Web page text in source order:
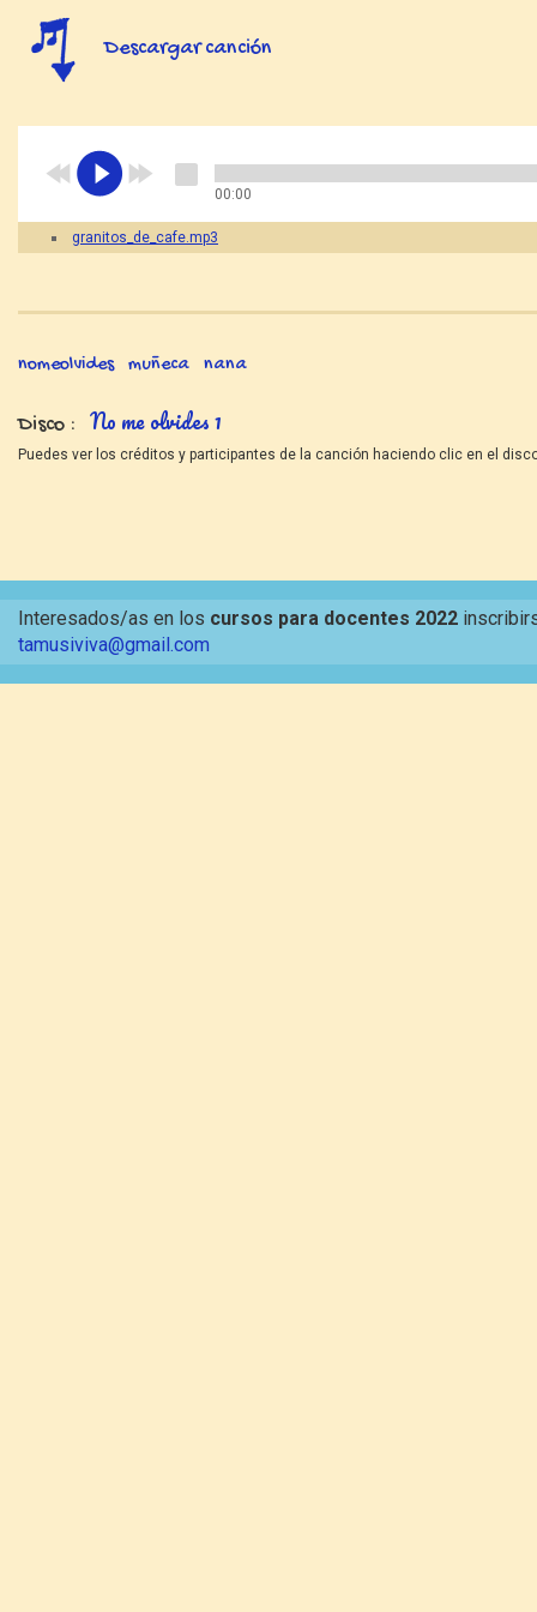
Descargar canción
00:00
granitos_de_cafe.mp3
nomeolvides muñeca nana
Disco No me olvides 1
Puedes ver los créditos y participantes de la canción haciendo clic en el
Interesados/as en los cursos para docentes 2022
tamusiviva@gmail.com